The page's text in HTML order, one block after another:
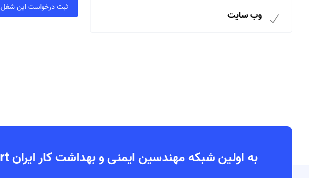
وب سایت
ثبت درخواست این شغل
به اولین شبکه مهندسین ایمنی و بهداشت کار ایران HSE Expert بپیوندید!